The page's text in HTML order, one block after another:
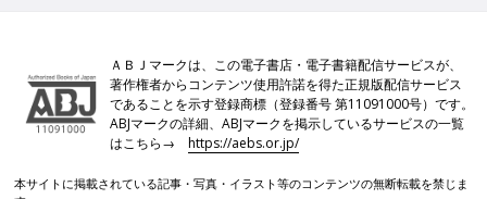
ＡＢＪマークは、この電子書店・電子書籍配信サービスが、
著作権者からコンテンツ使用許諾を得た正規版配信サービス
であることを示す登録商標（登録番号 第11091000号）です。
ABJマークの詳細、ABJマークを掲示しているサービスの一覧
はこちら→https://aebs.or.jp/
本サイトに掲載されている記事・写真・イラスト等のコンテンツの無断転載を禁じま